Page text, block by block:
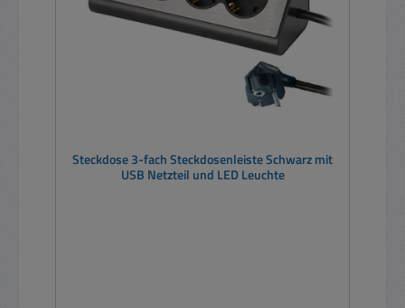
Steckdose 3-fach Steckdosenleiste Schwarz mit
USB Netzteil und LED Leuchte